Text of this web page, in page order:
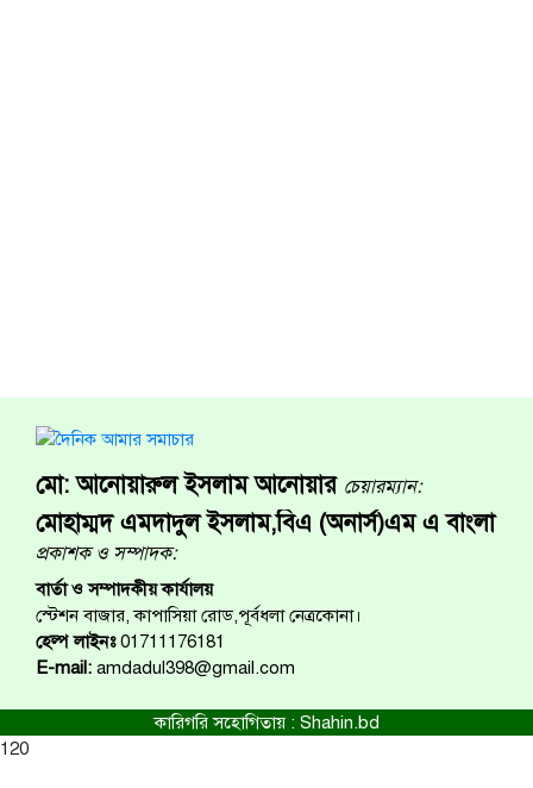
মো: আনোয়ারুল ইসলাম আনোয়ার চেয়ারম্যান:
মোহাম্মদ এমদাদুল ইসলাম,বিএ (অনার্স)এম এ বাংলা
প্রকাশক ও সম্পাদক:
বার্তা ও সম্পাদকীয় কার্যালয়
স্টেশন বাজার, কাপাসিয়া রোড,পূর্বধলা নেত্রকোনা।
হেল্প লাইনঃ01711176181
E-mail: amdadul398@gmail.com
কারিগরি সহোগিতায় : Shahin.bd
120